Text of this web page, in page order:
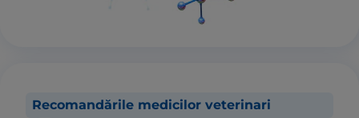
Recomandările medicilor veterinari